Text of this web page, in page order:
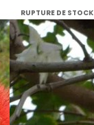
RUPTURE DE STOCK